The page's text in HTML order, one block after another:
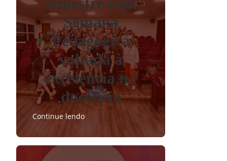
Semana
Pedagógica
voltada à
excelência na
docência
Continue lendo